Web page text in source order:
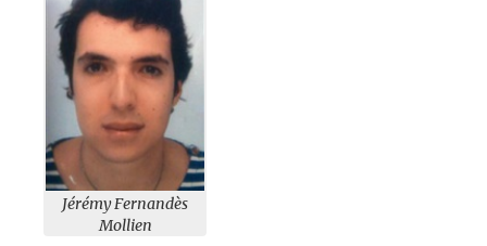
Jérémy Fernandès
Mollien